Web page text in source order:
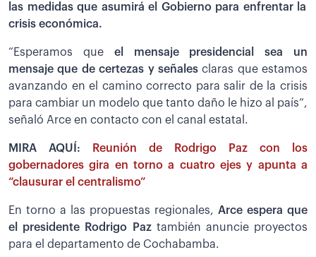
las medidas que asumirá el Gobierno para enfrentar la
crisis económica.
“Esperamos queel mensaje presidencial sea un
mensaje que de certezas y señalesclaras que estamos
avanzando en el camino correcto para salir de la crisis
para cambiar un modelo que tanto daño le hizo al país”,
señaló Arce en contacto con el canal estatal.
MIRA AQUÍ:
Reunión de Rodrigo Paz con los
gobernadores gira en torno a cuatro ejes y apunta a
“clausurar el centralismo”
En torno a las propuestas regionales, Arce espera que
el presidente Rodrigo Paz también anuncie proyectos
para el departamento de Cochabamba.